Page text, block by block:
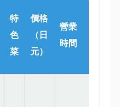
特
色
菜
價格
（日
元）
營業
時間